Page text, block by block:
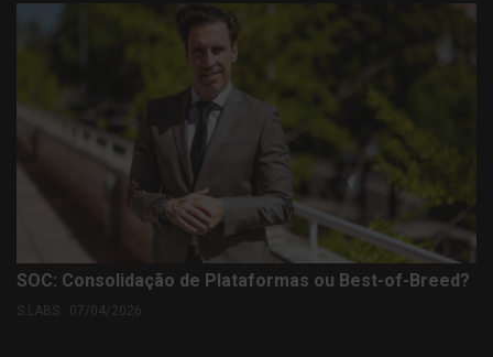
SOC: Consolidação de Plataformas ou Best-of-Breed?
S.LABS . 07/04/2026